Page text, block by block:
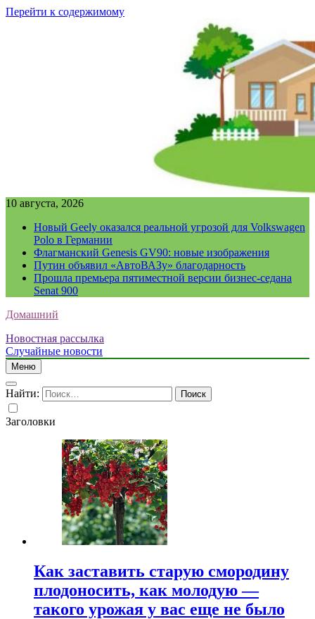
Перейти к содержимому
10 августа, 2026
Новый Geely оказался реальной угрозой для Volkswagen
Polo в Германии
Флагманский Genesis GV90: новые изображения
Путин объявил «АвтоВАЗу» благодарность
Прошла премьера пятиместной версии бизнес-седана
Senat 900
Домашний
Новостная рассылка
Случайные новости
Меню
Найти:
Заголовки
Как заставить старую смородину
плодоносить, как молодую —
такого урожая у вас еще не было